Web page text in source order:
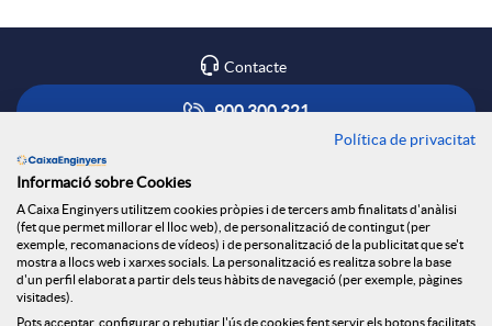
a
t
o
d
e
s
F
o
o
t
e
Contacte
900 300 321
Blog
Tauler d'anuncis
Política de privacitat
Informació sobre Cookies
A Caixa Enginyers utilitzem cookies pròpies i de tercers amb finalitats d'anàlisi
(fet que permet millorar el lloc web), de personalització de contingut (per
exemple, recomanacions de vídeos) i de personalització de la publicitat que se't
mostra a llocs web i xarxes socials. La personalització es realitza sobre la base
d'un perfil elaborat a partir dels teus hàbits de navegació (per exemple, pàgines
visitades).
Pots acceptar, configurar o rebutjar l'ús de cookies fent servir els botons facilitats